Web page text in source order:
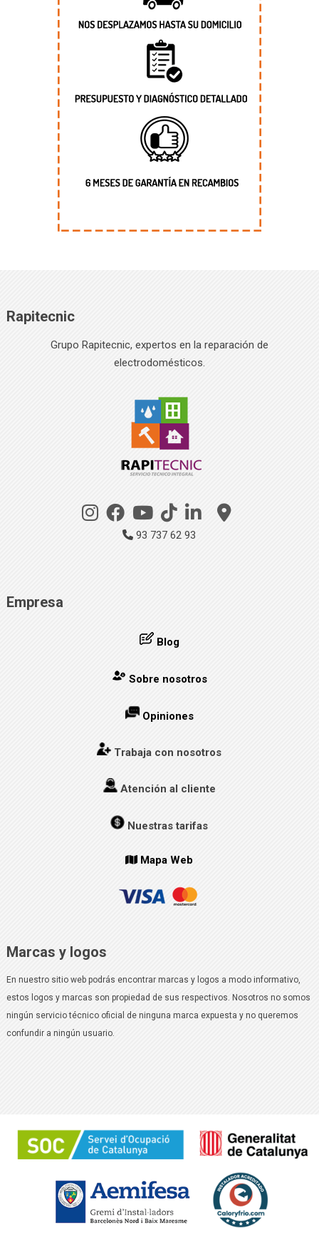
Rapitecnic
Grupo Rapitecnic, expertos en la reparación de
electrodomésticos.
93 737 62 93
Empresa
Blog
Sobre nosotros
Opiniones
Trabaja con nosotros
Atención al cliente
Nuestras tarifas
Mapa Web
Marcas y logos
En nuestro sitio web podrás encontrar marcas y logos a modo informativo,
estos logos y marcas son propiedad de sus respectivos. Nosotros no somos
ningún servicio técnico oficial de ninguna marca expuesta y no queremos
confundir a ningún usuario.